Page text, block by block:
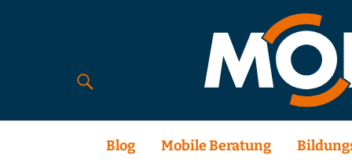
Blog Mobile Beratung